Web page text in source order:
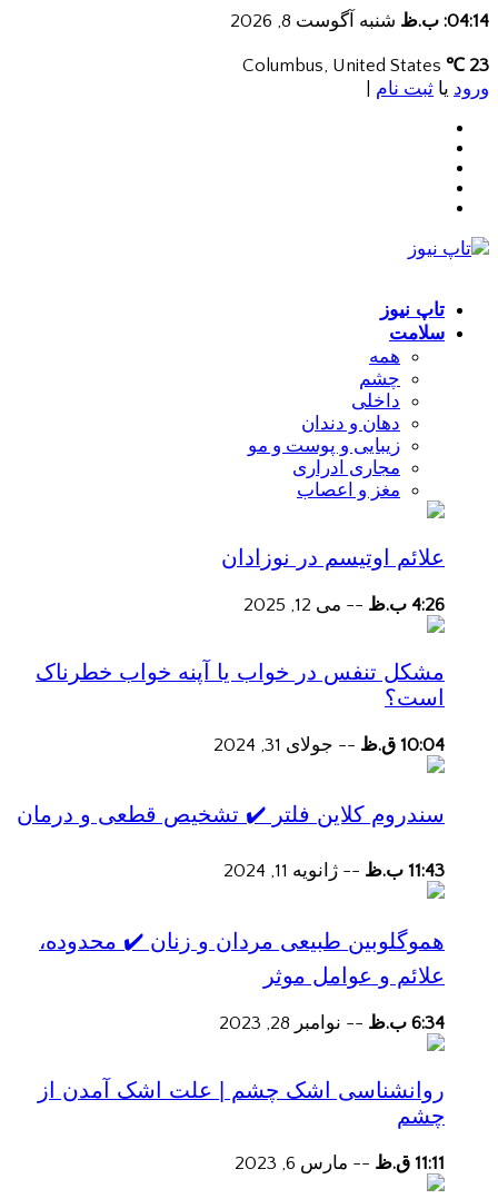
04:14: ب.ظ شنبه آگوست 8, 2026
23 ℃
ورود یا ثبت نام
تاپ نیوز
سلامت
همه
چشم
داخلی
دهان و دندان
زیبایی و پوست و مو
مجاری ادراری
مغز و اعصاب
علائم اوتیسم در نوزادان
4:26 ب.ظ -- می 12, 2025
مشکل تنفس در خواب یا آپنه خواب خطرناک
است؟
10:04 ق.ظ -- جولای 31, 2024
سندروم کلاین فلتر ✔️ تشخیص قطعی و درمان
11:43 ب.ظ -- ژانویه 11, 2024
هموگلوبین طبیعی مردان و زنان ✔️ محدوده،
علائم و عوامل موثر
6:34 ب.ظ -- نوامبر 28, 2023
روانشناسی اشک چشم | علت اشک آمدن از
چشم
11:11 ق.ظ -- مارس 6, 2023